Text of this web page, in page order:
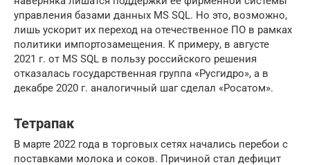
управления базами данных MS SQL. Но это, возможно,
лишь ускорит их переход на отечественное ПО в рамках
политики импортозамещения. К примеру, в августе
2021 г. от MS SQL в пользу российского решения
отказалась государственная группа «Русгидро», а в
декабре 2020 г. аналогичный шаг сделал «Росатом».
Тетрапак
В марте 2022 года в торговых сетях начались перебои с
поставками молока и соков. Причиной стал дефицит